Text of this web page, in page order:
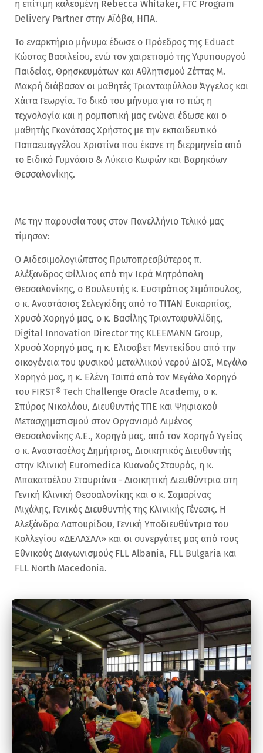
η επίτιμη καλεσμένη Rebecca Whitaker, FTC Program
Delivery Partner στην Αϊόβα, HΠΑ.
Το εναρκτήριο μήνυμα έδωσε ο Πρόεδρος της Eduact
Κώστας Βασιλείου, ενώ τον χαιρετισμό της Υφυπουργού
Παιδείας, Θρησκευμάτων και Αθλητισμού Ζέττας Μ.
Μακρή διάβασαν οι μαθητές Τριανταφύλλου Άγγελος και
Χάιτα Γεωργία. Το δικό του μήνυμα για το πώς η
τεχνολογία και η ρομποτική μας ενώνει έδωσε και ο
μαθητής Γκανάτσας Χρήστος με την εκπαιδευτικό
Παπαευαγγέλου Χριστίνα που έκανε τη διερμηνεία από
το Ειδικό Γυμνάσιο & Λύκειο Κωφών και Βαρηκόων
Θεσσαλονίκης.
Με την παρουσία τους στον Πανελλήνιο Τελικό μας
τίμησαν:
O Αιδεσιμολογιώτατος Πρωτοπρεσβύτερος π.
Αλέξανδρος Φίλλιος από την Ιερά Μητρόπολη
Θεσσαλονίκης, ο Βουλευτής κ. Ευστράτιος Σιμόπουλος,
ο κ. Αναστάσιος Σελεγκίδης από το ΤΙΤΑΝ Ευκαρπίας,
Χρυσό Χορηγό μας, ο κ. Βασίλης Τριανταφυλλίδης,
Digital Innovation Director της KLEEMANN Group,
Χρυσό Χορηγό μας, η κ. Ελισαβετ Μεντεκίδου από την
οικογένεια του φυσικού μεταλλικού νερού ΔΙΟΣ, Μεγάλο
Χορηγό μας, η κ. Ελένη Τσιπά από τον Μεγάλο Χορηγό
του FIRST® Tech Challenge Oracle Academy, ο κ.
Σπύρος Νικολάου, Διευθυντής ΤΠΕ και Ψηφιακού
Μετασχηματισμού στον Οργανισμό Λιμένος
Θεσσαλονίκης Α.Ε., Χορηγό μας, από τον Χορηγό Υγείας
ο κ. Αναστασέλος Δημήτριος, Διοικητικός Διευθυντής
στην Κλινική Euromedica Κυανούς Σταυρός, η κ.
Μπακατσέλου Σταυριάνα - Διοικητική Διευθύντρια στη
Γενική Κλινική Θεσσαλονίκης και ο κ. Σαμαρίνας
Μιχάλης, Γενικός Διευθυντής της Κλινικής Γένεσις. Η
Αλεξάνδρα Λαπουρίδου, Γενική Υποδιευθύντρια του
Κολλεγίου «ΔΕΛΑΣΑΛ» και οι συνεργάτες μας από τους
Εθνικούς Διαγωνισμούς FLL Albania, FLL Bulgaria και
FLL North Macedonia.